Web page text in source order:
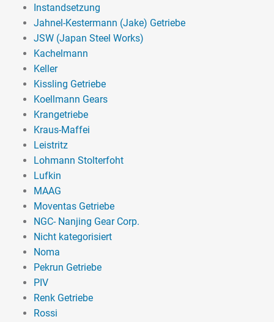
Instandsetzung
Jahnel-Kestermann (Jake) Getriebe
JSW (Japan Steel Works)
Kachelmann
Keller
Kissling Getriebe
Koellmann Gears
Krangetriebe
Kraus-Maffei
Leistritz
Lohmann Stolterfoht
Lufkin
MAAG
Moventas Getriebe
NGC- Nanjing Gear Corp.
Nicht kategorisiert
Noma
Pekrun Getriebe
PIV
Renk Getriebe
Rossi